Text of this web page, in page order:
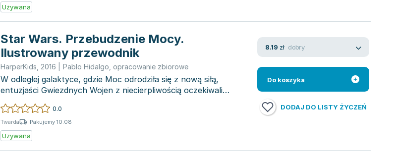
Używana
Star Wars. Przebudzenie Mocy.
Ilustrowany przewodnik
HarperKids 2016 Pablo Hidalgo opracowanie zbiorowe
W odległej galaktyce, gdzie Moc odrodziła się z nową siłą,
entuzjaści Gwiezdnych Wojen z niecierpliwością oczekiwali
kolejnego epi...
0.0
Twarda Pakujemy 10.08
Używana
8.19 zł dobry
Do koszyka
DODAJ DO LISTY ŻYCZEŃ